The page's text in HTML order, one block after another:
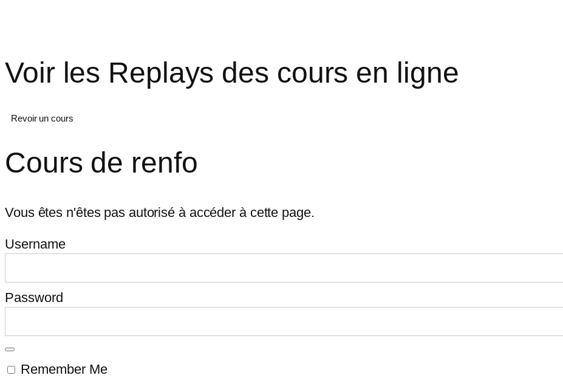
Voir les Replays des cours en ligne
Revoir un cours
Cours de renfo
Vous êtes n'êtes pas autorisé à accéder à cette page.
Username
Password
Remember Me